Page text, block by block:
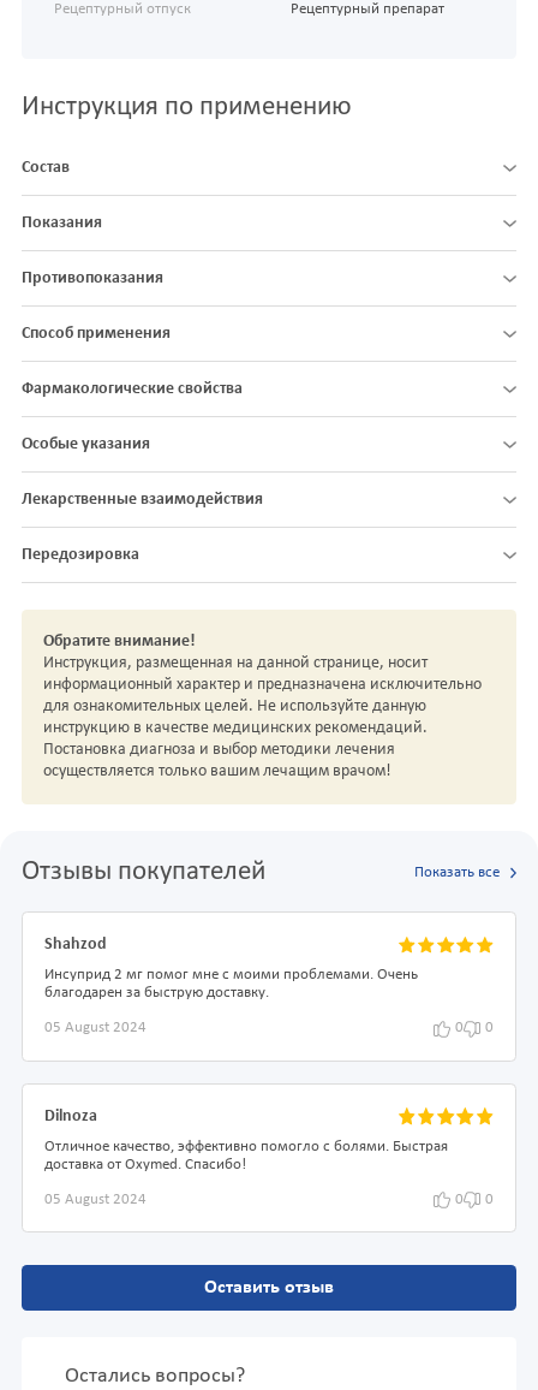
Рецептурный отпуск Рецептурный препарат
Инструкция по применению
Состав
Показания
Противопоказания
Способ применения
Фармакологические свойства
Особые указания
Лекарственные взаимодействия
Передозировка
Обратите внимание!
Инструкция, размещенная на данной странице, носит
информационный характер и предназначена исключительно
для ознакомительных целей. Не используйте данную
инструкцию в качестве медицинских рекомендаций.
Постановка диагноза и выбор методики лечения
осуществляется только вашим лечащим врачом!
Отзывы покупателей Показать все
Shahzod
Инсуприд 2 мг помог мне с моими проблемами. Очень
благодарен за быструю доставку.
05 August 2024 0 0
Dilnoza
Отличное качество, эффективно помогло с болями. Быстрая
доставка от Oxymed. Спасибо!
05 August 2024 0 0
Оставить отзыв
Остались вопросы?